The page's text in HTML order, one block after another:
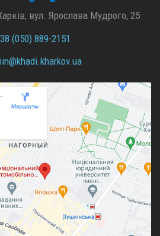
вул. Ярослава Мудрого, 25
(050) 889-2151
khadi.kharkov.ua